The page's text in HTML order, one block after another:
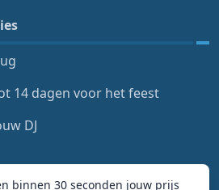
14 dagen voor het feest
DJ
binnen 30 seconden jouw prijs